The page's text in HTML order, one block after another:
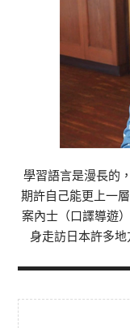
學習語言是漫長的
期許自己能更上一
案內士（口譯導遊
身走訪日本許多